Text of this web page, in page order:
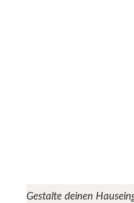
Gestalte deinen